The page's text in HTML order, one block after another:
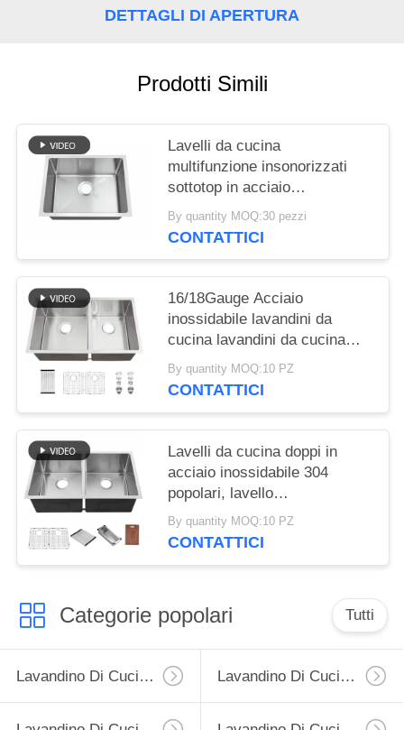
DETTAGLI DI APERTURA
Prodotti Simili
Lavelli da cucina
multifunzione insonorizzati
sottotop in acciaio
inossidabile 304, lavelli
quadrati fatti a mano su
By quantity MOQ:30 pezzi
CONTATTICI
16/18Gauge Acciaio
inossidabile lavandini da
cucina lavandini da cucina
Sus304 finitura spazzolata
32x19 pollici lavandino a
By quantity MOQ:10 PZ
CONTATTICI
Lavelli da cucina doppi in
acciaio inossidabile 304
popolari, lavello
multifunzionale con accessori
By quantity MOQ:10 PZ
CONTATTICI
Categorie popolari Tutti
Lavandino Di Cucina Dell'acciaio Inossidabile Del Grembiule Lavandino Di Cucina Superiore Dell'acciaio Inossidabile Del Supporto